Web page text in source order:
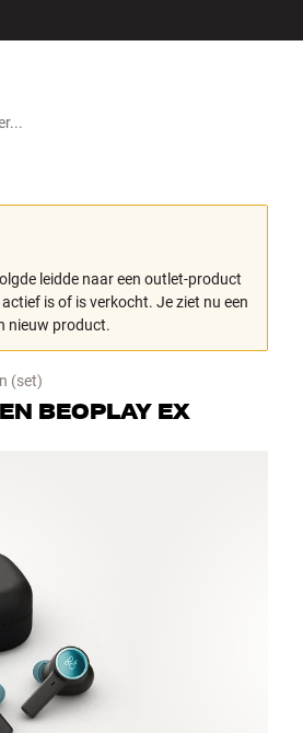
leidde naar een outlet-product
is of is verkocht. Je ziet nu een
nieuw product.
(set)
BEOPLAY EX